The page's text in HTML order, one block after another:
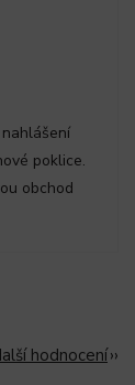
poklice.
obchod
hodnocení